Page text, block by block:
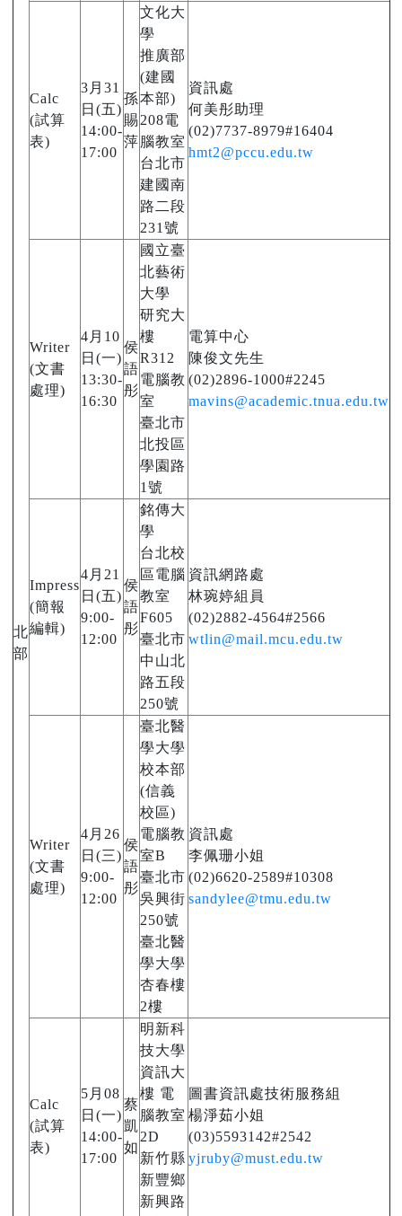
北
部
Calc
(試算
表)
3月31
日(五)
14:00-
17:00
孫
賜
萍
文化大
學
推廣部
(建國
本部)
208電
腦教室
台北市
建國南
路二段
231號
資訊處
何美彤助理
(02)7737-8979#16404
hmt2@pccu.edu.tw
Writer
(文書
處理)
4月10
日(一)
13:30-
16:30
侯
語
彤
國立臺
北藝術
大學
研究大
樓
R312
電腦教
室
臺北市
北投區
學園路
1號
電算中心
陳俊文先生
(02)2896-1000#2245
mavins@academic.tnua.edu.tw
Impress
(簡報
編輯)
4月21
日(五)
9:00-
12:00
侯
語
彤
銘傳大
學
台北校
區電腦
教室
F605
臺北市
中山北
路五段
250號
資訊網路處
林琬婷組員
(02)2882-4564#2566
wtlin@mail.mcu.edu.tw
Writer
(文書
處理)
4月26
日(三)
9:00-
12:00
侯
語
彤
臺北醫
學大學
校本部
(信義
校區)
電腦教
室B
臺北市
吳興街
250號
臺北醫
學大學
杏春樓
2樓
資訊處
李佩珊小姐
(02)6620-2589#10308
sandylee@tmu.edu.tw
Calc
(試算
表)
5月08
日(一)
14:00-
17:00
蔡
凱
如
明新科
技大學
資訊大
樓 電
腦教室
2D
新竹縣
新豐鄉
新興路
圖書資訊處技術服務組
楊淨茹小姐
(03)5593142#2542
yjruby@must.edu.tw